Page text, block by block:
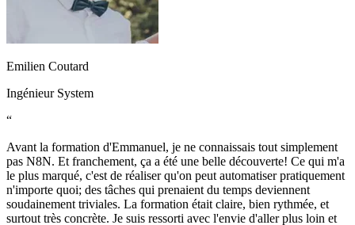
Emilien Coutard
Ingénieur System
“
Avant la formation d'Emmanuel, je ne connaissais tout simplement
pas N8N. Et franchement, ça a été une belle découverte! Ce qui m'a
le plus marqué, c'est de réaliser qu'on peut automatiser pratiquement
n'importe quoi; des tâches qui prenaient du temps deviennent
soudainement triviales. La formation était claire, bien rythmée, et
surtout très concrète. Je suis ressorti avec l'envie d'aller plus loin et